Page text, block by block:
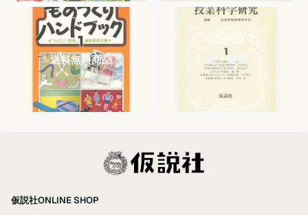
送料無料商品 電子書籍
仮説社ONLINE SHOP